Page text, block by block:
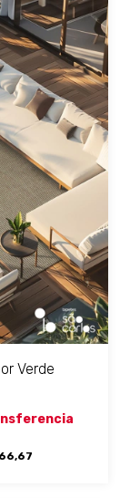
Verde